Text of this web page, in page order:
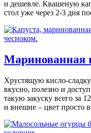
и дешевле. Квашеную
стол уже через 2-3 дня
Маринованная
Хрустящую кисло-
вкусно, полезно и
такую закуску всего за
и внешне – цвет просто